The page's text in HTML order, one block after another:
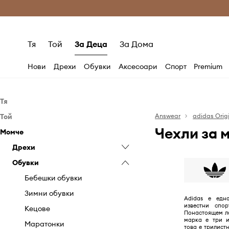
Безплатни
Тя Той За Деца За Дома
Нови Дрехи Обувки Аксесоари Спорт Premium
Тя
Бельо
Блузи и ризи
Гащеризони
Дънки
Къси панталони
Палта
Обувки
Балеринки
Кецове
Класически обувки и
мокасини
Маратонки
Спортни обувки
Аксесоари
Аксесоари за плуване
Козметични чанти
Ръкавици
Раници
Сакове и куфари
Той
Дрехи
Бански
Дънки
Къси панталони
Палта
Панталони
Пуловери и жилетки
Обувки
Кецове
Маратонки
Спортни обувки
Чехли и сандали
Аксесоари
Аксесоари за плуване
Раници
Ръкавици
Сакове и куфари
Момче
Дрехи
Анцузи
Бодита
Гащеризони и ританки
Дънки и гащеризони
Комплекти
Обувки
Бебешки обувки
Зимни обувки
Кецове
Маратонки
Answear adidas
Чехли за
Adidas е
известни
Понастоящем
марка е три
това е